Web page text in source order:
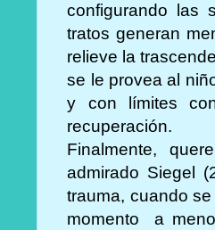
configurando las
tratos generan
relieve la
se le provea al
y con límites
recuperación.
Finalmente,
admirado Siegel
trauma, cuando
momento a